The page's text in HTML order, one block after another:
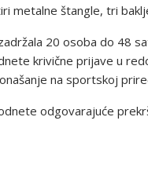
metalne štangle, tri
20 osoba do 48
krivične prijave u
na sportskoj
odgovarajuće